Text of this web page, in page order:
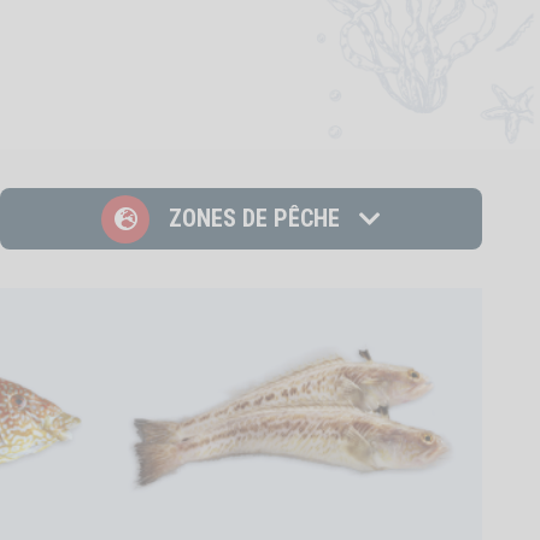
Zones de pêche
ZONES DE PÊCHE